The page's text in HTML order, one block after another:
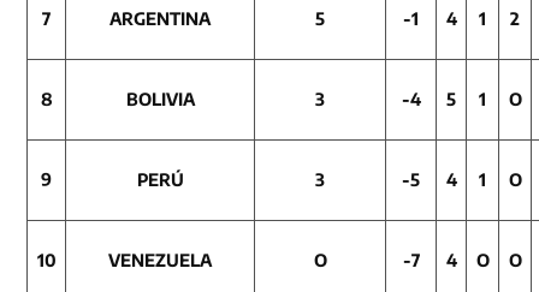
7 ARGENTINA 5 -1 4 1 2
8 BOLIVIA 3 -4 5 1 O
9 PERÚ 3 -5 4 1 O
10 VENEZUELA O -7 4 O O